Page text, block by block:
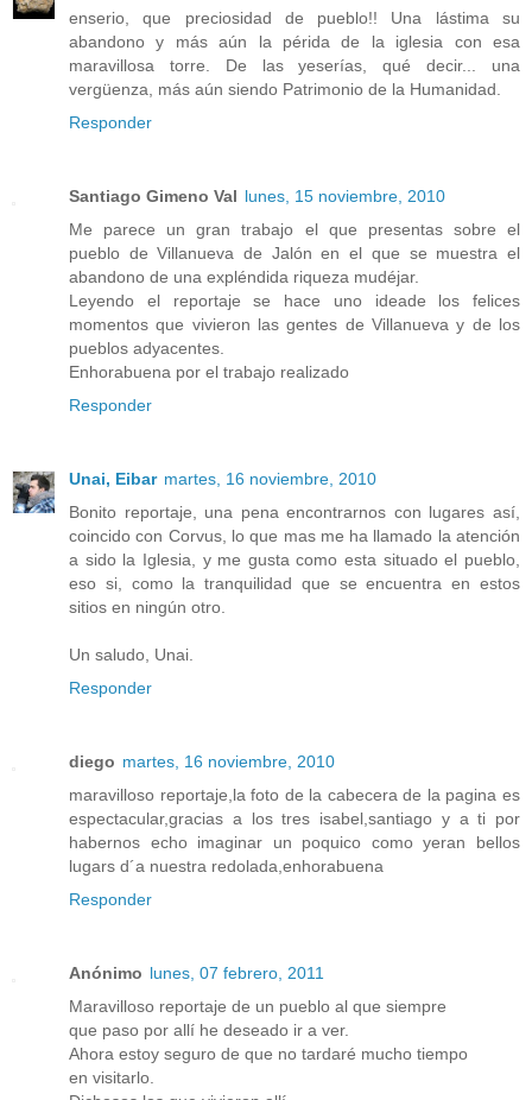
enserio, que preciosidad de pueblo!! Una lástima su
abandono y más aún la périda de la iglesia con esa
maravillosa torre. De las yeserías, qué decir... una
vergüenza, más aún siendo Patrimonio de la Humanidad.
Responder
Santiago Gimeno Val lunes, 15 noviembre, 2010
Me parece un gran trabajo el que presentas sobre el
pueblo de Villanueva de Jalón en el que se muestra el
abandono de una expléndida riqueza mudéjar.
Leyendo el reportaje se hace uno ideade los felices
momentos que vivieron las gentes de Villanueva y de los
pueblos adyacentes.
Enhorabuena por el trabajo realizado
Responder
Unai, Eibar martes, 16 noviembre, 2010
Bonito reportaje, una pena encontrarnos con lugares así,
coincido con Corvus, lo que mas me ha llamado la atención
a sido la Iglesia, y me gusta como esta situado el pueblo,
eso si, como la tranquilidad que se encuentra en estos
sitios en ningún otro.
Un saludo, Unai.
Responder
diego martes, 16 noviembre, 2010
maravilloso reportaje,la foto de la cabecera de la pagina es
espectacular,gracias a los tres isabel,santiago y a ti por
habernos echo imaginar un poquico como yeran bellos
lugars d´a nuestra redolada,enhorabuena
Responder
Anónimo lunes, 07 febrero, 2011
Maravilloso reportaje de un pueblo al que siempre
que paso por allí he deseado ir a ver.
Ahora estoy seguro de que no tardaré mucho tiempo
en visitarlo.